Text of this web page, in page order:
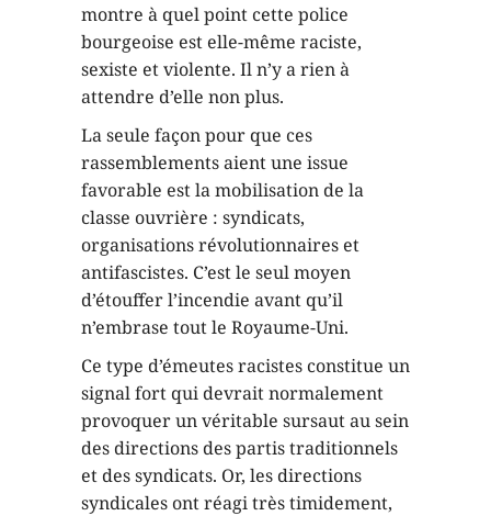
montre à quel point cette police
bourgeoise est elle-même raciste,
sexiste et violente. Il n’y a rien à
attendre d’elle non plus.
La seule façon pour que ces
rassemblements aient une issue
favorable est la mobilisation de la
classe ouvrière : syndicats,
organisations révolutionnaires et
antifascistes. C’est le seul moyen
d’étouffer l’incendie avant qu’il
n’embrase tout le Royaume-Uni.
Ce type d’émeutes racistes constitue un
signal fort qui devrait normalement
provoquer un véritable sursaut au sein
des directions des partis traditionnels
et des syndicats. Or, les directions
syndicales ont réagi très timidement,